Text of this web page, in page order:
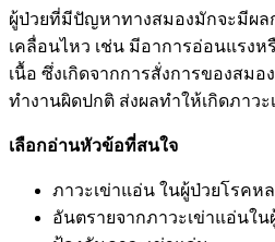
ผู้ป่วยที่มีปัญหาทางสมองมักจะมีผล
เคลื่อนไหว เช่น มีอาการอ่อนแรงห
เนื้อ ซึ่งเกิดจากการสั่งการของสมอ
ทำงานผิดปกติ ส่งผลทำให้เกิดภาว
เลือกอ่านหัวข้อที่สนใจ
ภาวะเข่าแอ่น ในผู้ป่วยโรคห
อันตรายจากภาวะเข่าแอ่นใ